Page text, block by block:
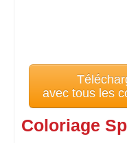
avec tous les
Coloriage